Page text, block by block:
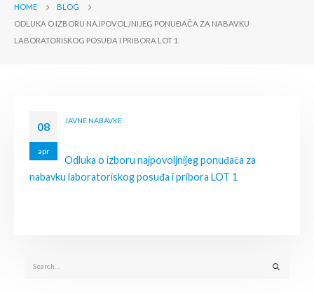
HOME
BLOG
ODLUKA O IZBORU NAJPOVOLJNIJEG PONUĐAČA ZA NABAVKU
LABORATORISKOG POSUĐA I PRIBORA LOT 1
08
apr
JAVNE NABAVKE
Odluka o izboru najpovoljnijeg ponuđača za
nabavku laboratoriskog posuđa i pribora LOT 1